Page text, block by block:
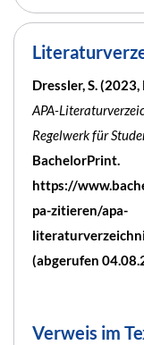
Dressler, S.
APA-
Regelwerk für
BachelorPrint.
https://
pa-zitieren/apa-
(abgerufen
Verweis im